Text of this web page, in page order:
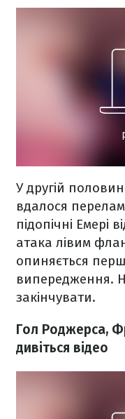
У другій
вдалося
підопічні Емері
атака лівим
опиняється
випередження.
закінчувати.
Гол Роджерса,
дивіться відео